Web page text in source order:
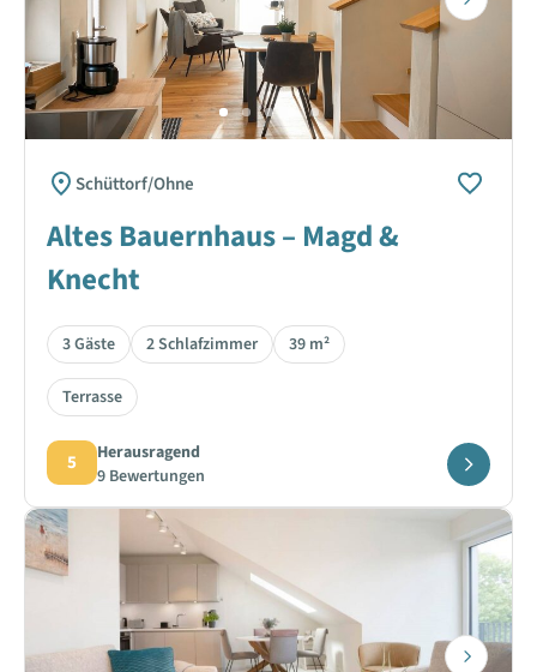
Next
Schüttorf/Ohne
Altes Bauernhaus – Magd &
Knecht
3 Gäste 2 Schlafzimmer 39 m²
Terrasse
5
Herausragend
9 Bewertungen